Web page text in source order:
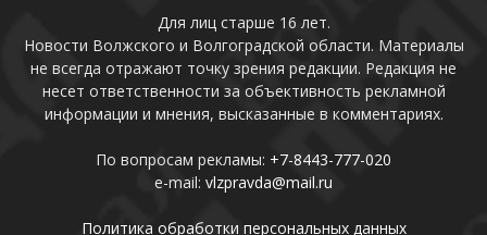
Для лиц старше 16 лет.
Новости Волжского и Волгоградской области. Материалы
не всегда отражают точку зрения редакции. Редакция не
несет ответственности за объективность рекламной
информации и мнения, высказанные в комментариях.
По вопросам рекламы: +7-8443-777-020
e-mail: vlzpravda@mail.ru
Политика обработки персональных данных